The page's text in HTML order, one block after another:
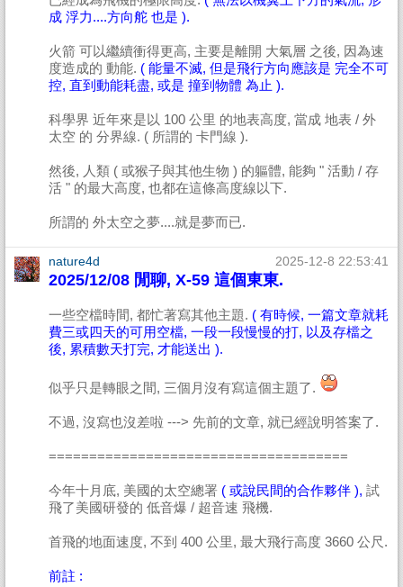
成 浮力....方向舵 也是 ).
火箭 可以繼續衝得更高, 主要是離開 大氣層 之後, 因為速
度造成的 動能. ( 能量不滅, 但是飛行方向應該是 完全不可
控, 直到動能耗盡, 或是 撞到物體 為止 ).
科學界 近年來是以 100 公里 的地表高度, 當成 地表 / 外
太空 的 分界線. ( 所謂的 卡門線 ).
然後, 人類 ( 或猴子與其他生物 ) 的軀體, 能夠 " 活動 / 存
活 " 的最大高度, 也都在這條高度線以下.
所謂的 外太空之夢....就是夢而已.
nature4d 2025-12-8 22:53:41
2025/12/08 閒聊, X-59 這個東東.
一些空檔時間, 都忙著寫其他主題. ( 有時候, 一篇文章就耗
費三或四天的可用空檔, 一段一段慢慢的打, 以及存檔之
後, 累積數天打完, 才能送出 ).
似乎只是轉眼之間, 三個月沒有寫這個主題了.
不過, 沒寫也沒差啦 ---> 先前的文章, 就已經說明答案了.
=====================================
今年十月底, 美國的太空總署 ( 或說民間的合作夥伴 ), 試
飛了美國研發的 低音爆 / 超音速 飛機.
首飛的地面速度, 不到 400 公里, 最大飛行高度 3660 公尺.
前註 :